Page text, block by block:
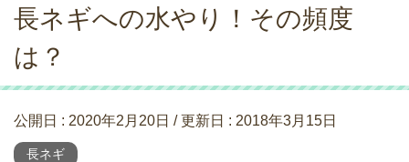
長ネギへの水やり！その頻度
は？
公開日 : 2020年2月20日 / 更新日 : 2018年3月15日
長ネギ